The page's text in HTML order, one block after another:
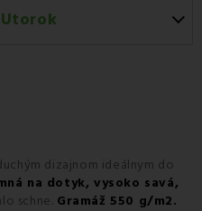
Utorok
v odbernom mieste GLS
kuriérom na adresu
dizajnom ideálnym do
na dotyk, vysoko savá,
schne. Gramáž 550 g/m2.